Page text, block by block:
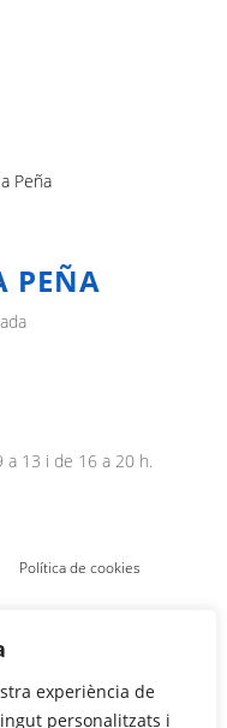
experiència de
personalitzats i
Peña
PEÑA
a 13 i de 16 a 20 h.
Política de cookies